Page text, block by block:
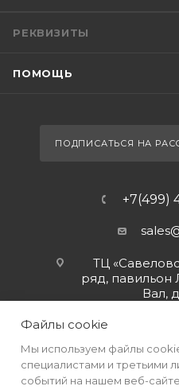
РЕКВИЗИТЫ
ПОМОЩЬ
ПОДПИСАТЬСЯ НА
+7(499)
ТЦ
ряд, павильон
Вал,
Файлы cookie
Мы используем файлы
специалистами и третьими
событий на нашем веб-